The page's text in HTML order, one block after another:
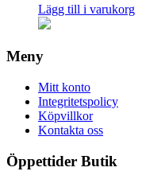
Lägg till i varukorg
Meny
Mitt konto
Integritetspolicy
Köpvillkor
Kontakta oss
Öppettider Butik